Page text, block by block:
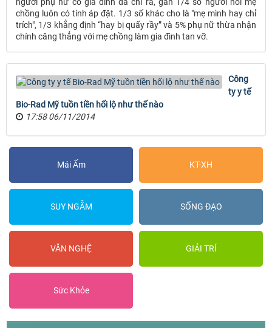
chồng luôn có tính áp đặt. 1/3 số khác cho là "mẹ mình hay chỉ
trích", 1/3 khẳng định “hay bị quấy rầy” và 5% phụ nữ thừa nhận
chính căng thẳng với mẹ chồng làm gia đình tan vỡ.
Công
ty y tế
Bio-Rad Mỹ tuồn tiền hối lộ như thế nào
17:58 06/11/2014
Mái Ấm KT-XH
SUY NGẪM SỐNG ĐẠO
VĂN NGHỆ GIẢI TRÍ
Sức Khỏe